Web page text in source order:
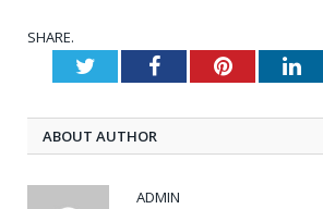
SHARE.
TwitterFacebookPinterest
ABOUT AUTHOR
ADMIN